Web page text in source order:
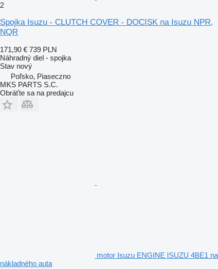
2
Spojka Isuzu - CLUTCH COVER - DOCISK na Isuzu NPR,
NQR
171,90 € 739 PLN
Náhradný diel - spojka
Stav nový
Poľsko, Piaseczno
MKS PARTS S.C.
Obráťte sa na predajcu
motor Isuzu ENGINE ISUZU 4BE1 na
nákladného auta